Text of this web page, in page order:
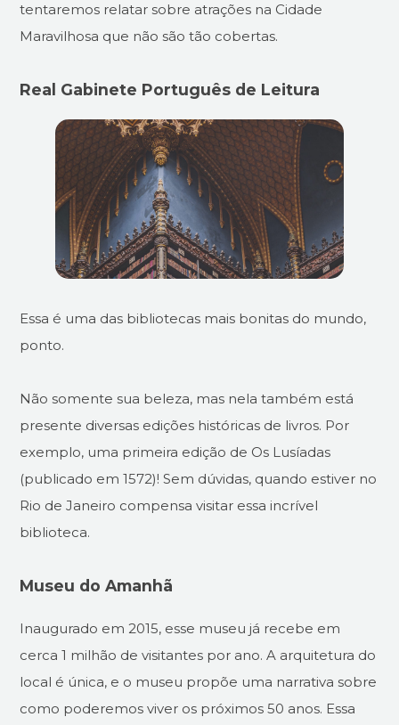
tentaremos relatar sobre atrações na Cidade
Maravilhosa que não são tão cobertas.
Real Gabinete Português de Leitura
Essa é uma das bibliotecas mais bonitas do mundo,
ponto.
Não somente sua beleza, mas nela também está
presente diversas edições históricas de livros. Por
exemplo, uma primeira edição de Os Lusíadas
(publicado em 1572)! Sem dúvidas, quando estiver no
Rio de Janeiro compensa visitar essa incrível
biblioteca.
Museu do Amanhã
Inaugurado em 2015, esse museu já recebe em
cerca 1 milhão de visitantes por ano. A arquitetura do
local é única, e o museu propõe uma narrativa sobre
como poderemos viver os próximos 50 anos. Essa